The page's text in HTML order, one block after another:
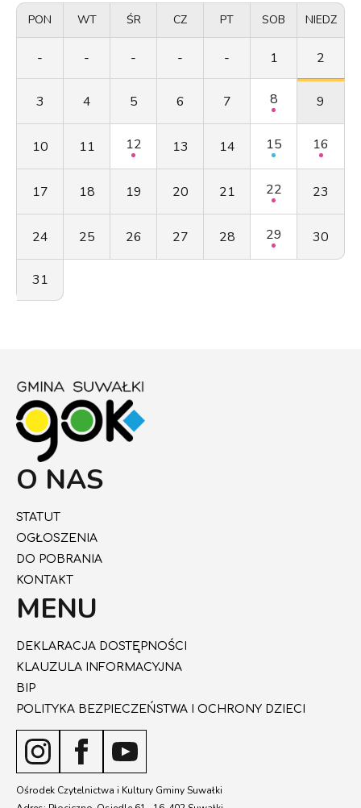
PON WT ŚR CZ PT SOB NIEDZ
- - - - - 1 2
3 4 5 6 7 8 9
10 11 12 13 14 15 16
17 18 19 20 21 22 23
24 25 26 27 28 29 30
31
O NAS
STATUT
OGŁOSZENIA
DO POBRANIA
KONTAKT
MENU
DEKLARACJA DOSTĘPNOŚCI
KLAUZULA INFORMACYJNA
BIP
POLITYKA BEZPIECZEŃSTWA I OCHRONY DZIECI
Ośrodek Czytelnictwa i Kultury Gminy Suwałki